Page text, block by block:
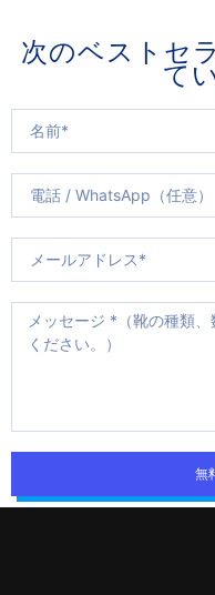
次のベストセ
て
無